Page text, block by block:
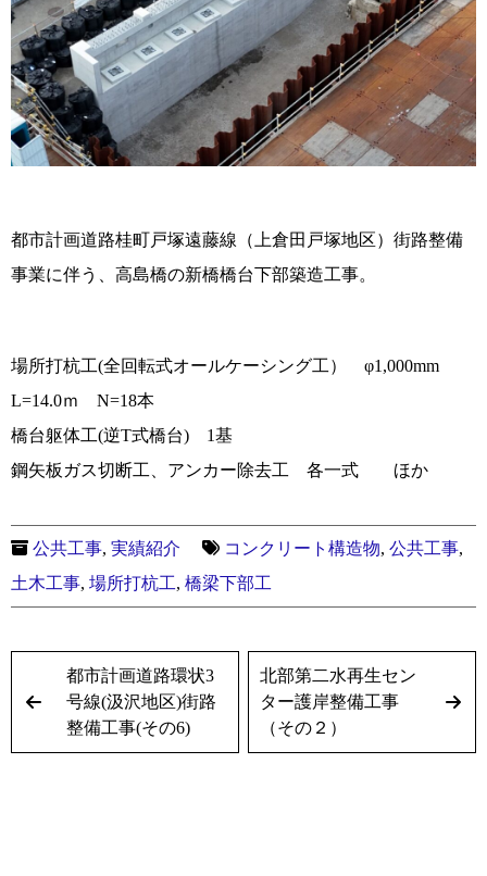
都市計画道路桂町戸塚遠藤線（上倉田戸塚地区）街路整備
事業に伴う、高島橋の新橋橋台下部築造工事。
場所打杭工(全回転式オールケーシング工） φ1,000mm
L=14.0ｍ N=18本
橋台躯体工(逆T式橋台) 1基
鋼矢板ガス切断工、アンカー除去工 各一式 ほか
公共工事, 実績紹介 コンクリート構造物, 公共工事,
土木工事, 場所打杭工, 橋梁下部工
都市計画道路環状3
号線(汲沢地区)街路
整備工事(その6)
北部第二水再生セン
ター護岸整備工事
（その２）